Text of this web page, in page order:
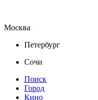
Москва
Петербург
Сочи
Поиск
Город
Кино